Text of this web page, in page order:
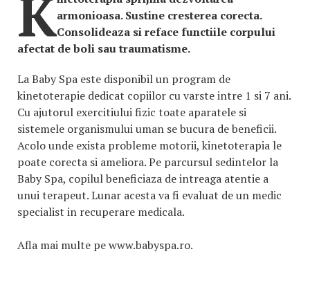
Karmonioasa. Sustine cresterea corecta.
Consolideaza si reface functiile corpului
afectat de boli sau traumatisme.
La Baby Spa este disponibil un program de
kinetoterapie dedicat copiilor cu varste intre 1 si 7 ani.
Cu ajutorul exercitiului fizic toate aparatele si
sistemele organismului uman se bucura de beneficii.
Acolo unde exista probleme motorii, kinetoterapia le
poate corecta si ameliora. Pe parcursul sedintelor la
Baby Spa, copilul beneficiaza de intreaga atentie a
unui terapeut. Lunar acesta va fi evaluat de un medic
specialist in recuperare medicala.
Afla mai multe pe www.babyspa.ro.